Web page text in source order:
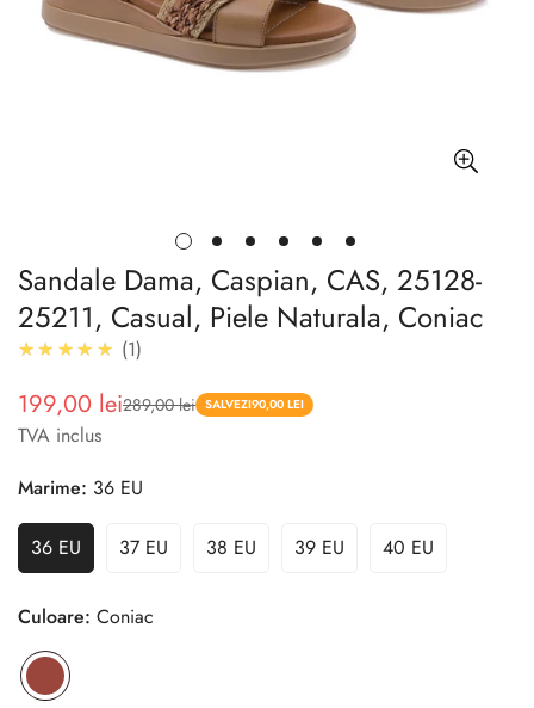
Sandale Dama, Caspian, CAS, 25128-
25211, Casual, Piele Naturala, Coniac
★★★★★ 5.0
1
Pret
redus
199,00 lei
Pret 289,00 lei SALVEZI90,00 LEI
TVA inclus
Marime: 36 EU
36 EU 37 EU 38 EU 39 EU 40 EU
Culoare: Coniac